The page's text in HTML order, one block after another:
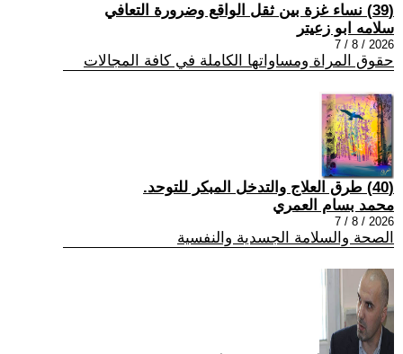
(39) نساء غزة بين ثقل الواقع وضرورة التعافي
سلامه ابو زعيتر
2026 / 8 / 7
حقوق المراة ومساواتها الكاملة في كافة المجالات
(40) طرق العلاج والتدخل المبكر للتوحد.
محمد بسام العمري
2026 / 8 / 7
الصحة والسلامة الجسدية والنفسية